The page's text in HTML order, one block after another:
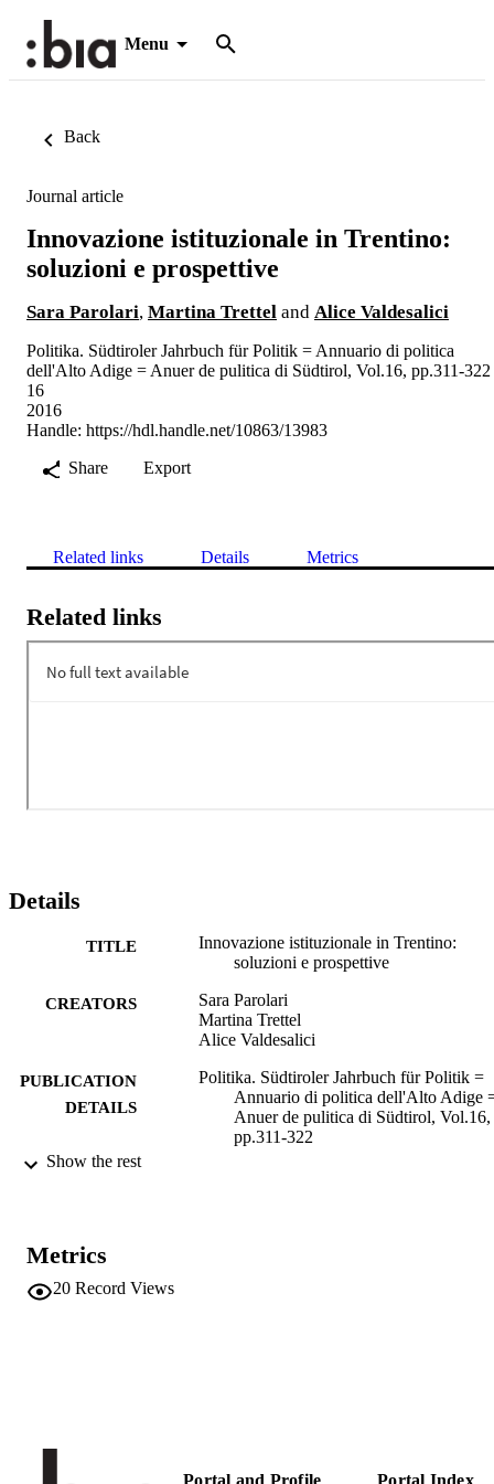
Menu
Back
Journal article
Innovazione istituzionale in Trentino:
soluzioni e prospettive
Sara Parolari, Martina Trettel and Alice Valdesalici
Politika. Südtiroler Jahrbuch für Politik = Annuario di politica
dell'Alto Adige = Anuer de pulitica di Südtirol, Vol.16, pp.311-322
16
2016
Handle: https://hdl.handle.net/10863/13983
Share
Export
Related links Details Metrics
Related links
Details
TITLE
Innovazione istituzionale in Trentino:
soluzioni e prospettive
CREATORS
Sara Parolari
Martina Trettel
Alice Valdesalici
PUBLICATION
DETAILS
Politika. Südtiroler Jahrbuch für Politik =
Annuario di politica dell'Alto Adige
Anuer de pulitica di Südtirol, Vol.16,
pp.311-322
PUBLISHER
IDENTIFIERS
Show the rest
Metrics
20 Record Views
Portal and Profile Portal Index